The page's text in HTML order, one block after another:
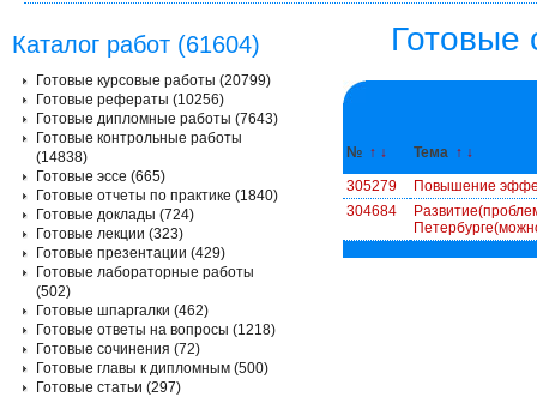
Готовые
№ ↑ ↓ Тема ↑ ↓
305279
Повышение
304684
Каталог работ (61604)
Готовые курсовые работы (20799)
Готовые рефераты (10256)
Готовые дипломные работы (7643)
Готовые контрольные работы
(14838)
Готовые эссе (665)
Готовые отчеты по практике (1840)
Готовые доклады (724)
Готовые лекции (323)
Готовые презентации (429)
Готовые лабораторные работы
(502)
Готовые шпаргалки (462)
Готовые ответы на вопросы (1218)
Готовые сочинения (72)
Готовые главы к дипломным (500)
Готовые статьи (297)